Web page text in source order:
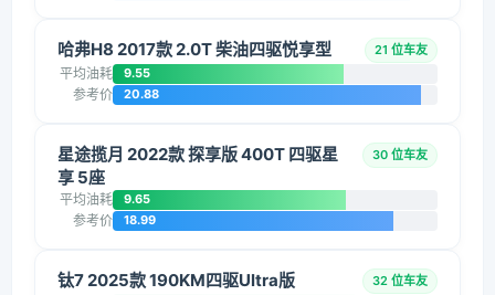
哈弗H8 2017款 2.0T 柴油四驱悦享型 21 位车友
平均油耗 9.55
参考价 20.88
星途揽月 2022款 探享版 400T 四驱星
享 5座
30 位车友
平均油耗 9.65
参考价 18.99
钛7 2025款 190KM四驱Ultra版 32 位车友